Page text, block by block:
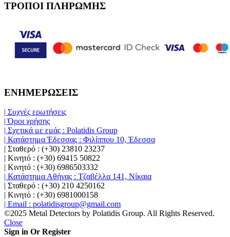
ΤΡΟΠΟΙ ΠΛΗΡΩΜΗΣ
ΕΝΗΜΕΡΩΣΕΙΣ
| Συχνές ερωτήσεις
| Όροι χρήσης
| Σχετικά με εμάς : Polatidis Group
| Κατάστημα Έδεσσας : Φιλίππου 10, Έδεσσα
| Σταθερό : (+30) 23810 23237
| Κινητό : (+30) 69415 50822
| Κινητό : (+30) 6986503332
| Κατάστημα Αθήνας : Τζαβέλλα 141, Νίκαια
| Σταθερό : (+30) 210 4250162
| Κινητό : (+30) 6981000158
| Email : polatidisgroup@gmail.com
©2025 Metal Detectors by Polatidis Group. All Rights Reserved.
Close
Sign in Or Register